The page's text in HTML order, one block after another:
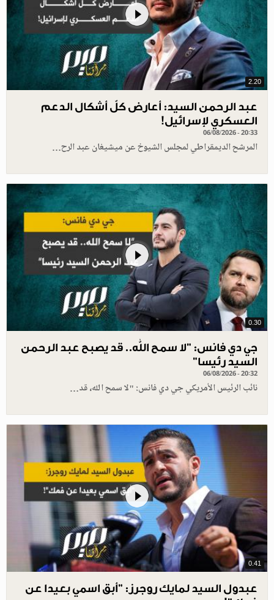
2.20
عبد الرحمن السيد: أعارض كلّ أشكال الدعم
العسكري لإسرائيل!
06/08/2026 - 20:33
المرشح الديمقراطي لمجلس الشيوخ عن ميشيغان عبد الرح…
0.30
جي دي فانس: ”لا سمح الله.. قد يصبح عبد الرحمن
السيد رئيسا”
06/08/2026 - 20:32
نائب الرئيس الأمريكي جي دي فانس: "لا سمح الله، قد…
0.41
عبدول السيد لمايك روجرز: "أبق اسمي بعيدا عن